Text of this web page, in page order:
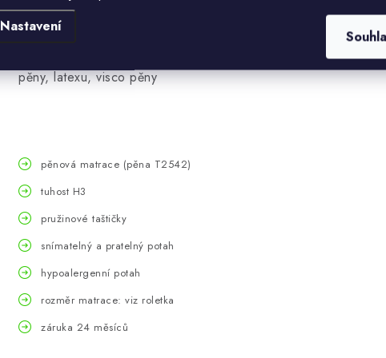
Nastavení
tuhost matrace. Mezi zakladní
materiály patří vysokogramážní
pěny, latexu, visco pěny
pěnová matrace (pěna T2542)
tuhost H3
pružinové taštičky
snímatelný a pratelný potah
hypoalergenní potah
rozměr matrace: viz roletka
záruka 24 měsíců